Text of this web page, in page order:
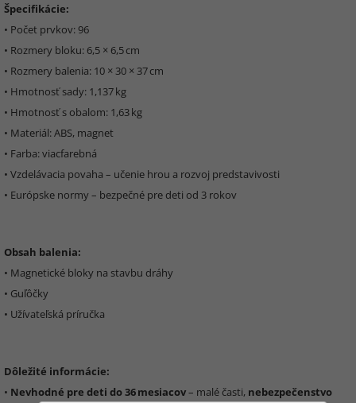
Špecifikácie:
• Počet prvkov: 96
• Rozmery bloku: 6,5 × 6,5 cm
• Rozmery balenia: 10 × 30 × 37 cm
• Hmotnosť sady: 1,137 kg
• Hmotnosť s obalom: 1,63 kg
• Materiál: ABS, magnet
• Farba: viacfarebná
• Vzdelávacia povaha – učenie hrou a rozvoj predstavivosti
• Európske normy – bezpečné pre deti od 3 rokov
Obsah balenia:
• Magnetické bloky na stavbu dráhy
• Guľôčky
• Užívateľská príručka
Dôležité informácie:
• Nevhodné pre deti do 36 mesiacov– malé časti, nebezpečenstvo